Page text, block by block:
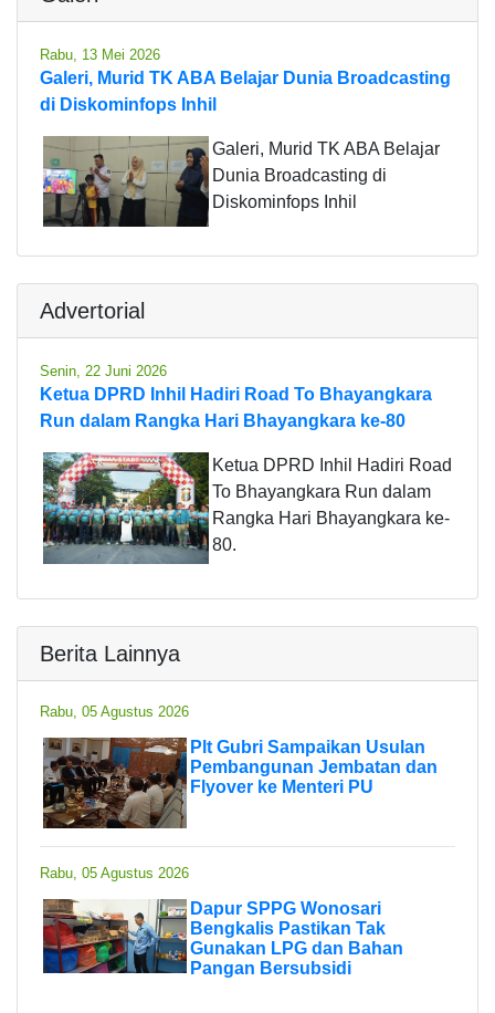
Rabu, 13 Mei 2026
Galeri, Murid TK ABA Belajar Dunia Broadcasting
di Diskominfops Inhil
Galeri, Murid TK ABA Belajar
Dunia Broadcasting di
Diskominfops Inhil
Advertorial
Senin, 22 Juni 2026
Ketua DPRD Inhil Hadiri Road To Bhayangkara
Run dalam Rangka Hari Bhayangkara ke-80
Ketua DPRD Inhil Hadiri Road
To Bhayangkara Run dalam
Rangka Hari Bhayangkara ke-
80.
Berita Lainnya
Rabu, 05 Agustus 2026
Plt Gubri Sampaikan Usulan
Pembangunan Jembatan dan
Flyover ke Menteri PU
Rabu, 05 Agustus 2026
Dapur SPPG Wonosari
Bengkalis Pastikan Tak
Gunakan LPG dan Bahan
Pangan Bersubsidi